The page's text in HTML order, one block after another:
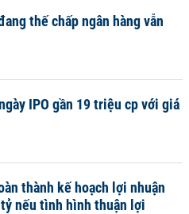
thế chấp ngân hàng vẫn
IPO gần 19 triệu cp với giá
thành kế hoạch lợi nhuận
nếu tình hình thuận lợi